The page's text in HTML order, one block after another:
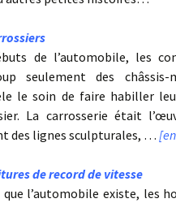
de l’automobile, les
seulement des
le soin de faire habiller
La carrosserie était
des lignes sculpturales, …
de record de vitesse
que l’automobile existe, les